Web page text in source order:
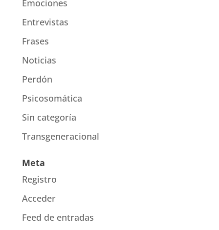
Emociones
Entrevistas
Frases
Noticias
Perdón
Psicosomática
Sin categoría
Transgeneracional
Meta
Registro
Acceder
Feed de entradas